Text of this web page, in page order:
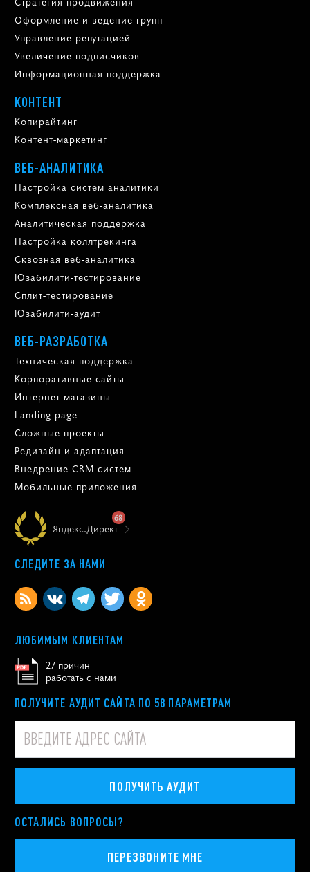
Оформление и ведение групп
Управление репутацией
Увеличение подписчиков
Информационная поддержка
КОНТЕНТ
Копирайтинг
Контент-маркетинг
ВЕБ-АНАЛИТИКА
Настройка систем аналитики
Комплексная веб-аналитика
Аналитическая поддержка
Настройка коллтрекинга
Сквозная веб-аналитика
Юзабилити-тестирование
Сплит-тестирование
Юзабилити-аудит
ВЕБ-РАЗРАБОТКА
Техническая поддержка
Корпоративные сайты
Интернет-магазины
Landing page
Сложные проекты
Редизайн и адаптация
Внедрение CRM систем
Мобильные приложения
Яндекс.Директ
68
СЛЕДИТЕ ЗА НАМИ
ЛЮБИМЫМ КЛИЕНТАМ
27 причин
работать с нами
ПОЛУЧИТЕ АУДИТ САЙТА ПО 58 ПАРАМЕТРАМ
ПОЛУЧИТЬ АУДИТ
ОСТАЛИСЬ ВОПРОСЫ?
ПЕРЕЗВОНИТЕ МНЕ